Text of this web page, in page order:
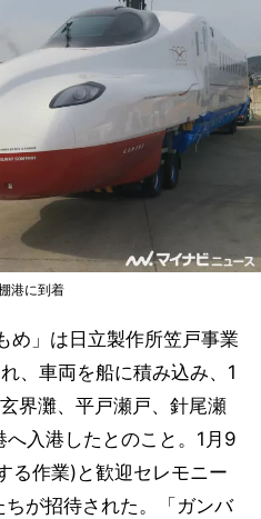
港に到着
め」は日立製作所笠戸事業
、車両を船に積み込み、1
界灘、平戸瀬戸、針尾瀬
へ入港したとのこと。1月9
る作業)と歓迎セレモニー
が招待された。「ガンバ